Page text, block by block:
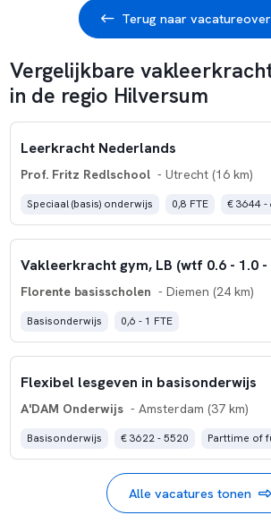
Terug naar
Vergelijkbare
in de regio Hilversum
Leerkracht Nederlands
Prof. Fritz Redlschool - Utrecht (16 km)
Speciaal (basis) onderwijs 0,8 FTE € 3644 -
Florente basisscholen - Diemen (24 km)
Basisonderwijs 0,6 - 1 FTE
Flexibel lesgeven in basisonderwijs
A'DAM Onderwijs - Amsterdam (37 km)
Basisonderwijs € 3622 - 5520 Parttime of
Alle vacatures tonen